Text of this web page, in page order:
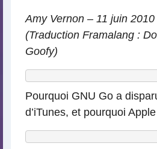
Amy Vernon – 11 juin
(Traduction Framalang :
Goofy)
Pourquoi GNU Go a
d’iTunes, et pourquoi